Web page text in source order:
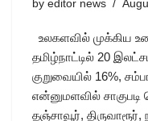
by editor news
உலகளவில் முக்கிய
தமிழ்நாட்டில் 20
குறுவையில் 16%,
என்னுமளவில் சாகுபடி
தஞ்சாவூர்,